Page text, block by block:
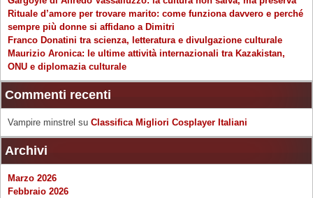
Rituale d’amore per trovare marito: come funziona davvero e perché
sempre più donne si affidano a Dimitri
Franco Donatini tra scienza, letteratura e divulgazione culturale
Maurizio Aronica: le ultime attività internazionali tra Kazakistan,
ONU e diplomazia culturale
Commenti recenti
Vampire minstrel su Classifica Migliori Cosplayer Italiani
Archivi
Marzo 2026
Febbraio 2026